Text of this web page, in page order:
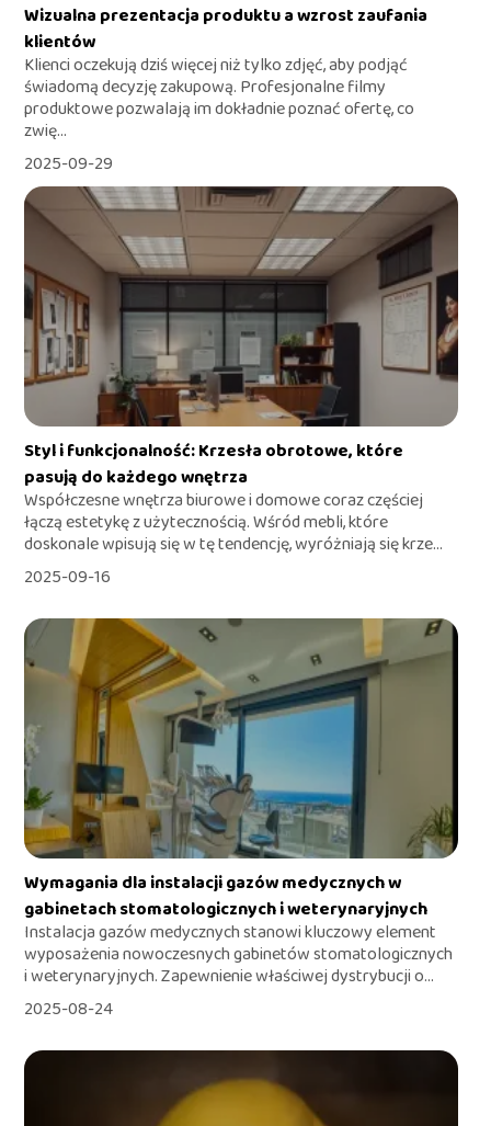
Wizualna prezentacja produktu a wzrost zaufania
klientów
Klienci oczekują dziś więcej niż tylko zdjęć, aby podjąć
świadomą decyzję zakupową. Profesjonalne filmy
produktowe pozwalają im dokładnie poznać ofertę, co
zwię...
2025-09-29
Styl i funkcjonalność: Krzesła obrotowe, które
pasują do każdego wnętrza
Współczesne wnętrza biurowe i domowe coraz częściej
łączą estetykę z użytecznością. Wśród mebli, które
doskonale wpisują się w tę tendencję, wyróżniają się krze...
2025-09-16
Wymagania dla instalacji gazów medycznych w
gabinetach stomatologicznych i weterynaryjnych
Instalacja gazów medycznych stanowi kluczowy element
wyposażenia nowoczesnych gabinetów stomatologicznych
i weterynaryjnych. Zapewnienie właściwej dystrybucji o...
2025-08-24